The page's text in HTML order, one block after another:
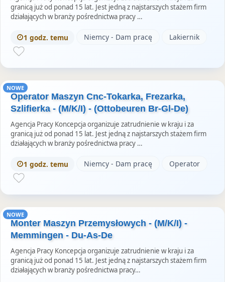
granicą już od ponad 15 lat. Jest jedną z najstarszych stażem firm
działających w branży pośrednictwa pracy …
1 godz. temu Niemcy - Dam pracę Lakiernik
NOWE
Operator Maszyn Cnc-Tokarka, Frezarka,
Szlifierka - (M/K/I) - (Ottobeuren Br-Gl-De)
Agencja Pracy Koncepcja organizuje zatrudnienie w kraju i za
granicą już od ponad 15 lat. Jest jedną z najstarszych stażem firm
działających w branży pośrednictwa pracy …
1 godz. temu Niemcy - Dam pracę Operator
NOWE
Monter Maszyn Przemysłowych - (M/K/I) -
Memmingen - Du-As-De
Agencja Pracy Koncepcja organizuje zatrudnienie w kraju i za
granicą już od ponad 15 lat. Jest jedną z najstarszych stażem firm
działających w branży pośrednictwa pracy…